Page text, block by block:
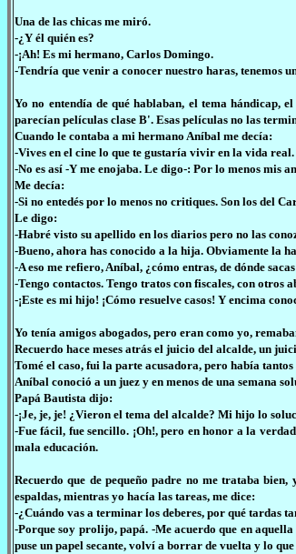
Una de las chicas me miró.
-¿Y él quién es?
-¡Ah! Es mi hermano, Carlos Domingo.
-Tendría que venir a conocer nuestro haras, tenemos
Yo no entendía de qué hablaban, el tema hándicap,
parecían películas clase B'. Esas películas no las
Cuando le contaba a mi hermano Aníbal me decía:
-Vives en el cine lo que te gustaría vivir en la vida real.
-No es así -Y me enojaba. Le digo-: Por lo menos mis
Me decía:
-Si no entedés por lo menos no critiques. Son los del
Le digo:
-Habré visto su apellido en los diarios pero no las
-Bueno, ahora has conocido a la hija. Obviamente la
-A eso me refiero, Aníbal, ¿cómo entras, de dónde
-Tengo contactos. Tengo tratos con fiscales, con otros
-¡Este es mi hijo! ¡Cómo resuelve casos! Y encima
Yo tenía amigos abogados, pero eran como yo,
Recuerdo hace meses atrás el juicio del alcalde, un
Tomé el caso, fui la parte acusadora, pero había
Aníbal conoció a un juez y en menos de una semana
Papá Bautista dijo:
-¡Je, je, je! ¿Vieron el tema del alcalde? Mi hijo lo
-Fue fácil, fue sencillo. ¡Oh!, pero en honor a la
mala educación.
Recuerdo que de pequeño padre no me trataba
espaldas, mientras yo hacía las tareas, me dice:
-¿Cuándo vas a terminar los deberes, por qué tardas
-Porque soy prolijo, papá. -Me acuerdo que en
puse un papel secante, volví a borrar de vuelta y lo